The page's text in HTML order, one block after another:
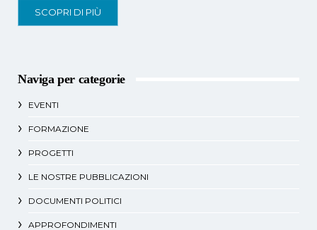
SCOPRI DI PIÙ
Naviga per categorie
EVENTI
FORMAZIONE
PROGETTI
LE NOSTRE PUBBLICAZIONI
DOCUMENTI POLITICI
APPROFONDIMENTI